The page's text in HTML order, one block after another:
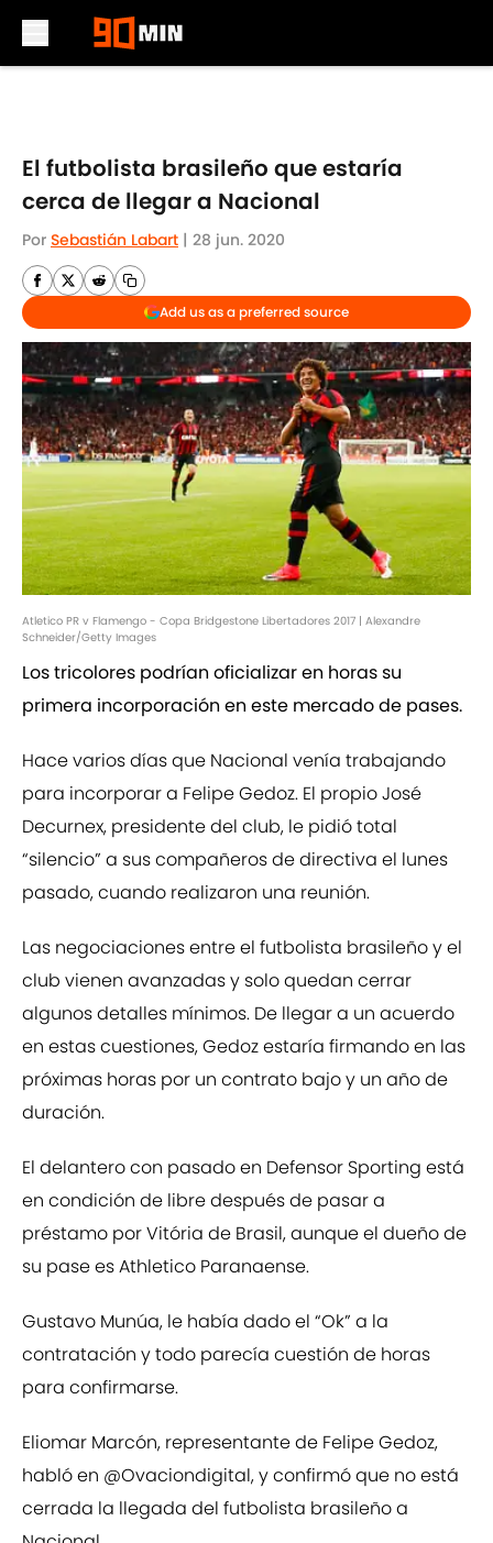
El futbolista brasileño que estaría
cerca de llegar a Nacional
Por Sebastián Labart | 28 jun. 2020
Add us as a preferred source
Atletico PR v Flamengo - Copa Bridgestone Libertadores 2017 | Alexandre
Schneider/Getty Images
Los tricolores podrían oficializar en horas su
primera incorporación en este mercado de pases.
Hace varios días que Nacional venía trabajando
para incorporar a Felipe Gedoz. El propio José
Decurnex, presidente del club, le pidió total
“silencio” a sus compañeros de directiva el lunes
pasado, cuando realizaron una reunión.
Las negociaciones entre el futbolista brasileño y el
club vienen avanzadas y solo quedan cerrar
algunos detalles mínimos. De llegar a un acuerdo
en estas cuestiones, Gedoz estaría firmando en las
próximas horas por un contrato bajo y un año de
duración.
El delantero con pasado en Defensor Sporting está
en condición de libre después de pasar a
préstamo por Vitória de Brasil, aunque el dueño de
su pase es Athletico Paranaense.
Gustavo Munúa, le había dado el “Ok” a la
contratación y todo parecía cuestión de horas
para confirmarse.
Eliomar Marcón, representante de Felipe Gedoz,
habló en @Ovaciondigital, y confirmó que no está
cerrada la llegada del futbolista brasileño a